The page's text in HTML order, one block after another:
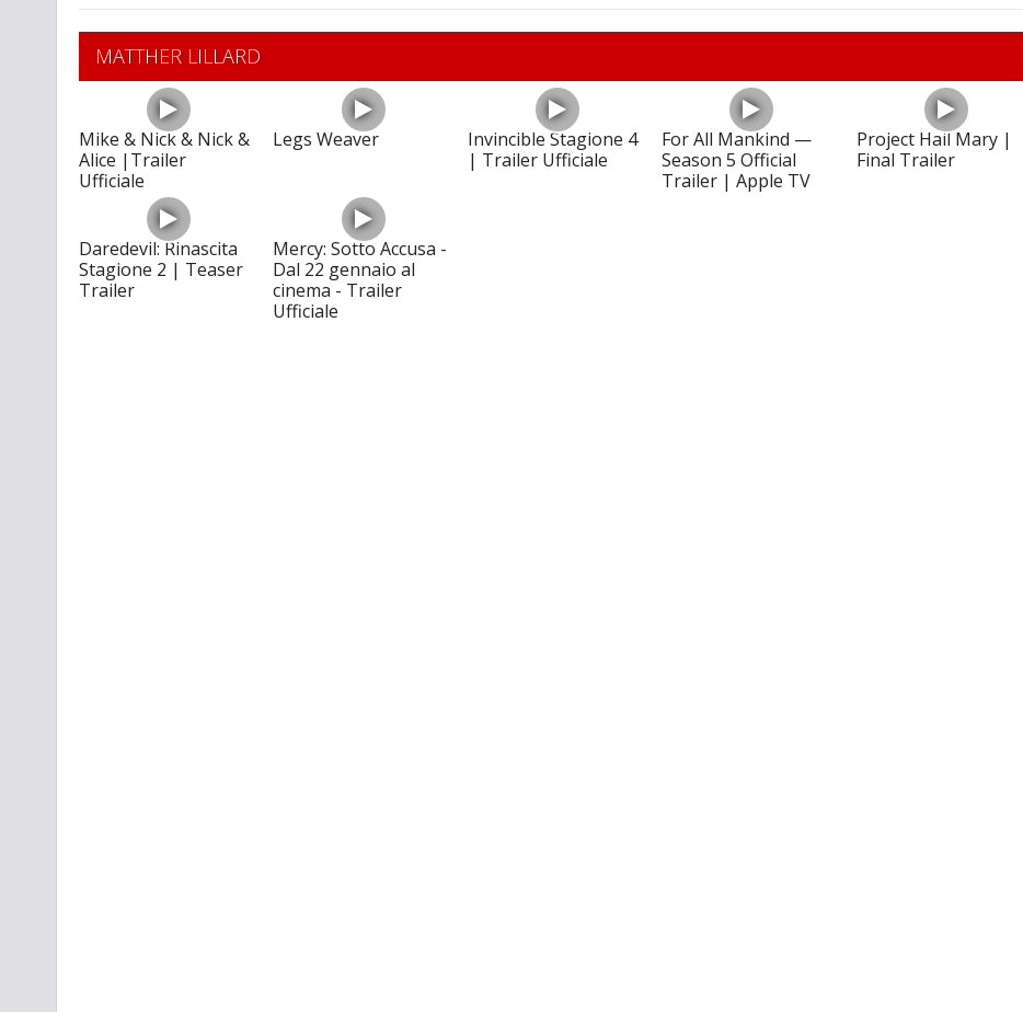
MATTHER LILLARD
Mike & Nick & Nick &
Alice |Trailer
Ufficiale
Legs Weaver
Invincible Stagione 4
| Trailer Ufficiale
For All Mankind —
Season 5 Official
Trailer | Apple TV
Project Hail Mary |
Final Trailer
Daredevil: Rinascita
Stagione 2 | Teaser
Trailer
Mercy: Sotto Accusa -
Dal 22 gennaio al
cinema - Trailer
Ufficiale